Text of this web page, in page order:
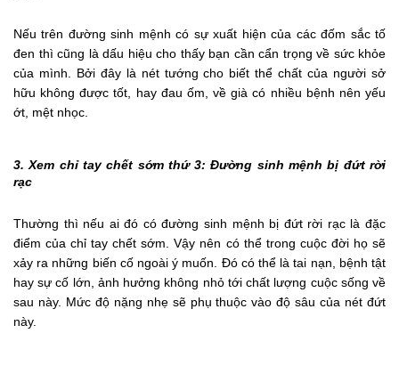
Nếu trên đường sinh mệnh có sự xuất hiện của các đốm sắc tố
đen thì cũng là dấu hiệu cho thấy bạn cần cẩn trọng về sức khỏe
của mình. Bởi đây là nét tướng cho biết thể chất của người sở
hữu không được tốt, hay đau ốm, về già có nhiều bệnh nên yếu
ớt, mệt nhọc.
3. Xem chỉ tay chết sớm thứ 3: Đường sinh mệnh bị đứt rời
rạc
Thường thì nếu ai đó có đường sinh mệnh bị đứt rời rạc là đặc
điểm của chỉ tay chết sớm. Vậy nên có thể trong cuộc đời họ sẽ
xảy ra những biến cố ngoài ý muốn. Đó có thể là tai nạn, bệnh tật
hay sự cố lớn, ảnh hưởng không nhỏ tới chất lượng cuộc sống về
sau này. Mức độ nặng nhẹ sẽ phụ thuộc vào độ sâu của nét đứt
này.